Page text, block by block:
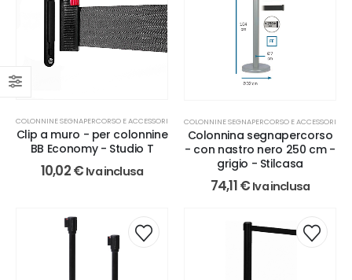
COLONNINE SEGNAPERCORSO E ACCESSORI
Clip a muro - per colonnine
BB Economy - Studio T
10,02€ Iva inclusa
COLONNINE SEGNAPERCORSO E ACCESSORI
Colonnina segnapercorso
- con nastro nero 250 cm -
grigio - Stilcasa
74,11€ Iva inclusa